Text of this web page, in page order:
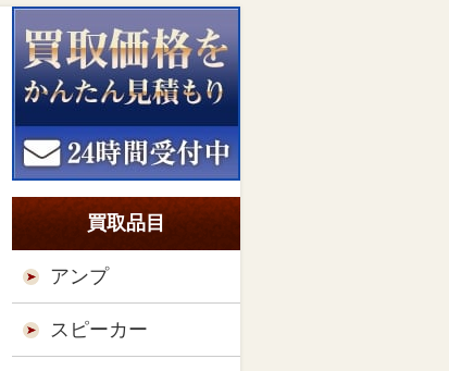
買取品目
アンプ
スピーカー